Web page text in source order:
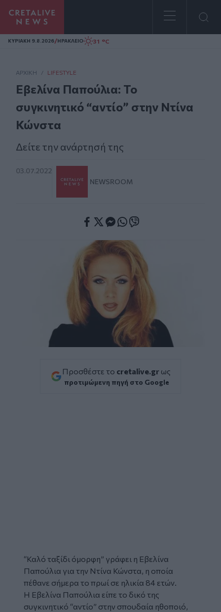
Homepage
ΚΥΡΙΑΚΗ 9.8.2026/ΗΡΑΚΛΕΙΟ 31 °C
ΑΡΧΙΚΗ / LIFESTYLE
Εβελίνα Παπούλια: Το
συγκινητικό “αντίο” στην Ντίνα
Κώνστα
Δείτε την ανάρτησή της
03.07.2022
NEWSROOM
Προσθέστε το cretalive.gr ως
προτιμώμενη πηγή στο Google
“Καλό ταξίδι όμορφη” γράφει η Εβελίνα
Παπούλια για την Ντίνα Κώνστα, η οποία
πέθανε σήμερα το πρωί σε ηλικία 84 ετών.
Η Εβελίνα Παπούλια είπε το δικό της
συγκινητικό “αντίο” στην σπουδαία ηθοποιό,